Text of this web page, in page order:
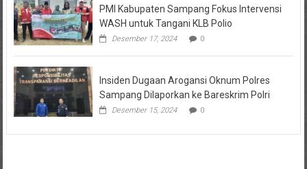
PMI Kabupaten Sampang Fokus Intervensi
WASH untuk Tangani KLB Polio
Desember 17, 2024 0
Insiden Dugaan Arogansi Oknum Polres
Sampang Dilaporkan ke Bareskrim Polri
Desember 15, 2024 0